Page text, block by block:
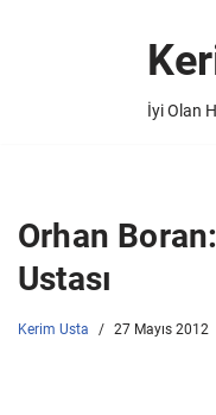
İyi Olan
Orhan
Ustası
Kerim Usta 27 Mayıs 2012